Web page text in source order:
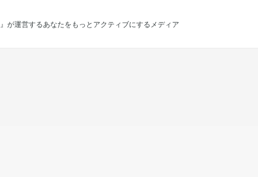
』が運営するあなたをもっとアクティブにするメディア